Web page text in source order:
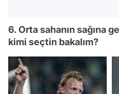
6. Orta sahanın sağına
kimi seçtin bakalım?